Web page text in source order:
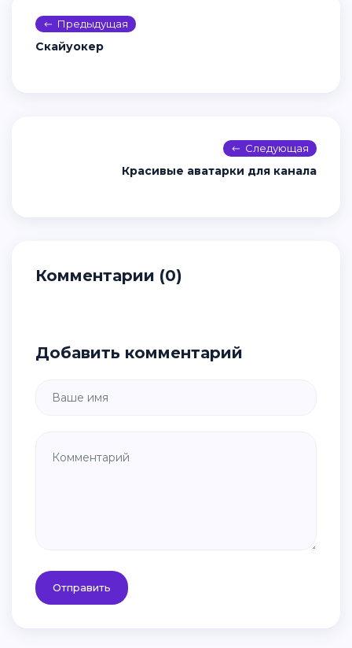
Предыдущая
Скайуокер
Следующая
Красивые аватарки для канала
Комментарии (0)
Добавить комментарий
Отправить